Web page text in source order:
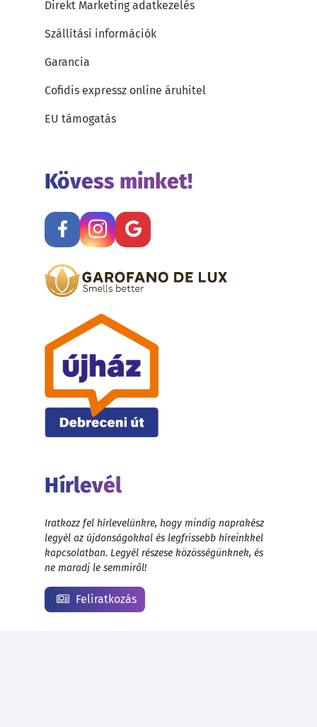
Direkt Marketing adatkezelés
Szállítási információk
Garancia
Cofidis expressz online áruhitel
EU támogatás
Kövess minket!
Hírlevél
Iratkozz fel hírlevelünkre, hogy mindig naprakész
legyél az újdonságokkal és legfrissebb híreinkkel
kapcsolatban. Legyél részese közösségünknek, és
ne maradj le semmiről!
Feliratkozás